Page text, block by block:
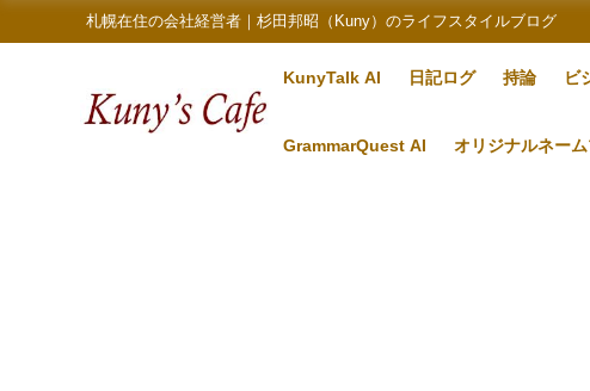
札幌在住の会社経営者｜杉田邦昭（Kuny）のライフスタイルブログ
KunyTalk AI 日記ログ 持論 ビ
GrammarQuest AI オリジナルネー